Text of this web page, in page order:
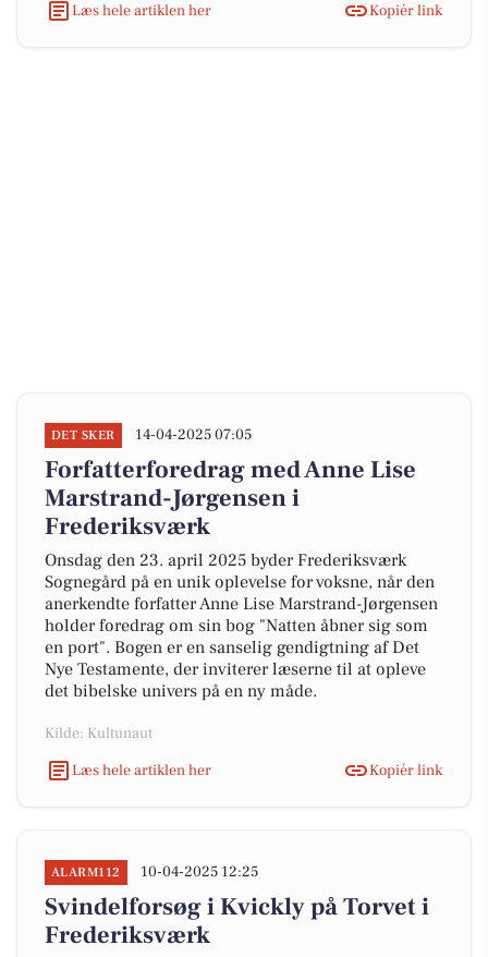
Læs hele artiklen her Kopiér link
DET SKER 14-04-2025 07:05
Forfatterforedrag med Anne Lise
Marstrand-Jørgensen i
Frederiksværk
Onsdag den 23. april 2025 byder Frederiksværk
Sognegård på en unik oplevelse for voksne, når den
anerkendte forfatter Anne Lise Marstrand-Jørgensen
holder foredrag om sin bog "Natten åbner sig som
en port". Bogen er en sanselig gendigtning af Det
Nye Testamente, der inviterer læserne til at opleve
det bibelske univers på en ny måde.
Kilde: Kultunaut
Læs hele artiklen her
Kopiér link
ALARM112 10-04-2025 12:25
Svindelforsøg i Kvickly på Torvet i
Frederiksværk